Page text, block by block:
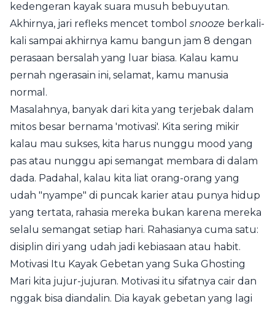
kedengeran kayak suara musuh bebuyutan.
Akhirnya, jari refleks mencet tombol snooze berkali-
kali sampai akhirnya kamu bangun jam 8 dengan
perasaan bersalah yang luar biasa. Kalau kamu
pernah ngerasain ini, selamat, kamu manusia
normal.
Masalahnya, banyak dari kita yang terjebak dalam
mitos besar bernama 'motivasi'. Kita sering mikir
kalau mau sukses, kita harus nunggu mood yang
pas atau nunggu api semangat membara di dalam
dada. Padahal, kalau kita liat orang-orang yang
udah "nyampe" di puncak karier atau punya hidup
yang tertata, rahasia mereka bukan karena mereka
selalu semangat setiap hari. Rahasianya cuma satu:
disiplin diri yang udah jadi kebiasaan atau habit.
Motivasi Itu Kayak Gebetan yang Suka Ghosting
Mari kita jujur-jujuran. Motivasi itu sifatnya cair dan
nggak bisa diandalin. Dia kayak gebetan yang lagi